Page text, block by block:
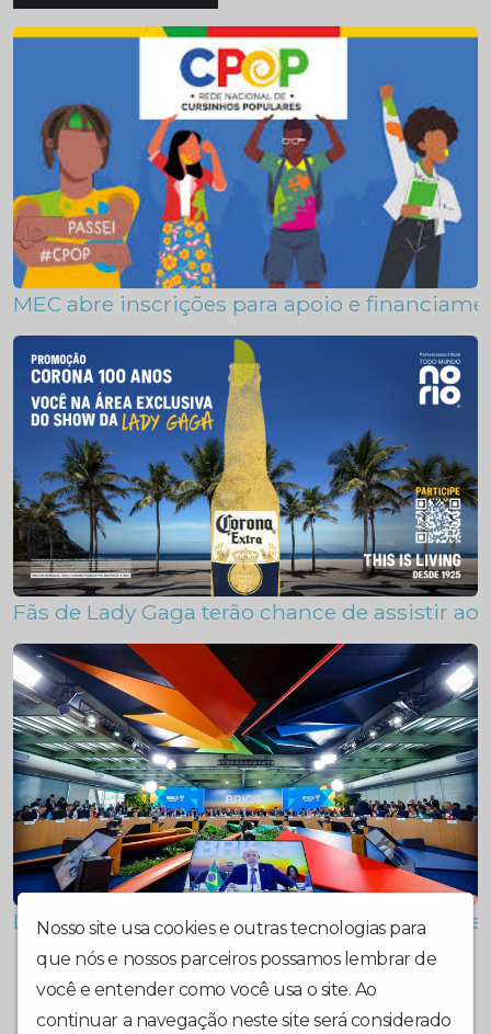
MEC abre inscrições para apoio e
Fãs de Lady Gaga terão chance de assistir
Lula: justiça climática é apostar em combate
Nosso site usa cookies e outras tecnologias para
que nós e nossos parceiros possamos lembrar de
você e entender como você usa o site. Ao
continuar a navegação neste site será considerado